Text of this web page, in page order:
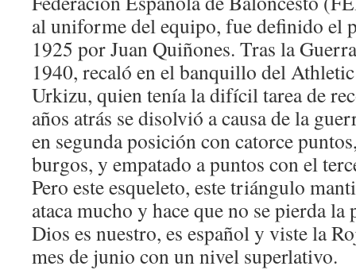
al uniforme del equipo, fue definido el
1925 por Juan Quiñones. Tras la
1940, recaló en el banquillo del
Urkizu, quien tenía la difícil tarea de
años atrás se disolvió a causa de la
en segunda posición con catorce
burgos, y empatado a puntos con el
Pero este esqueleto, este triángulo
ataca mucho y hace que no se pierda la
Dios es nuestro, es español y viste la
mes de junio con un nivel superlativo.